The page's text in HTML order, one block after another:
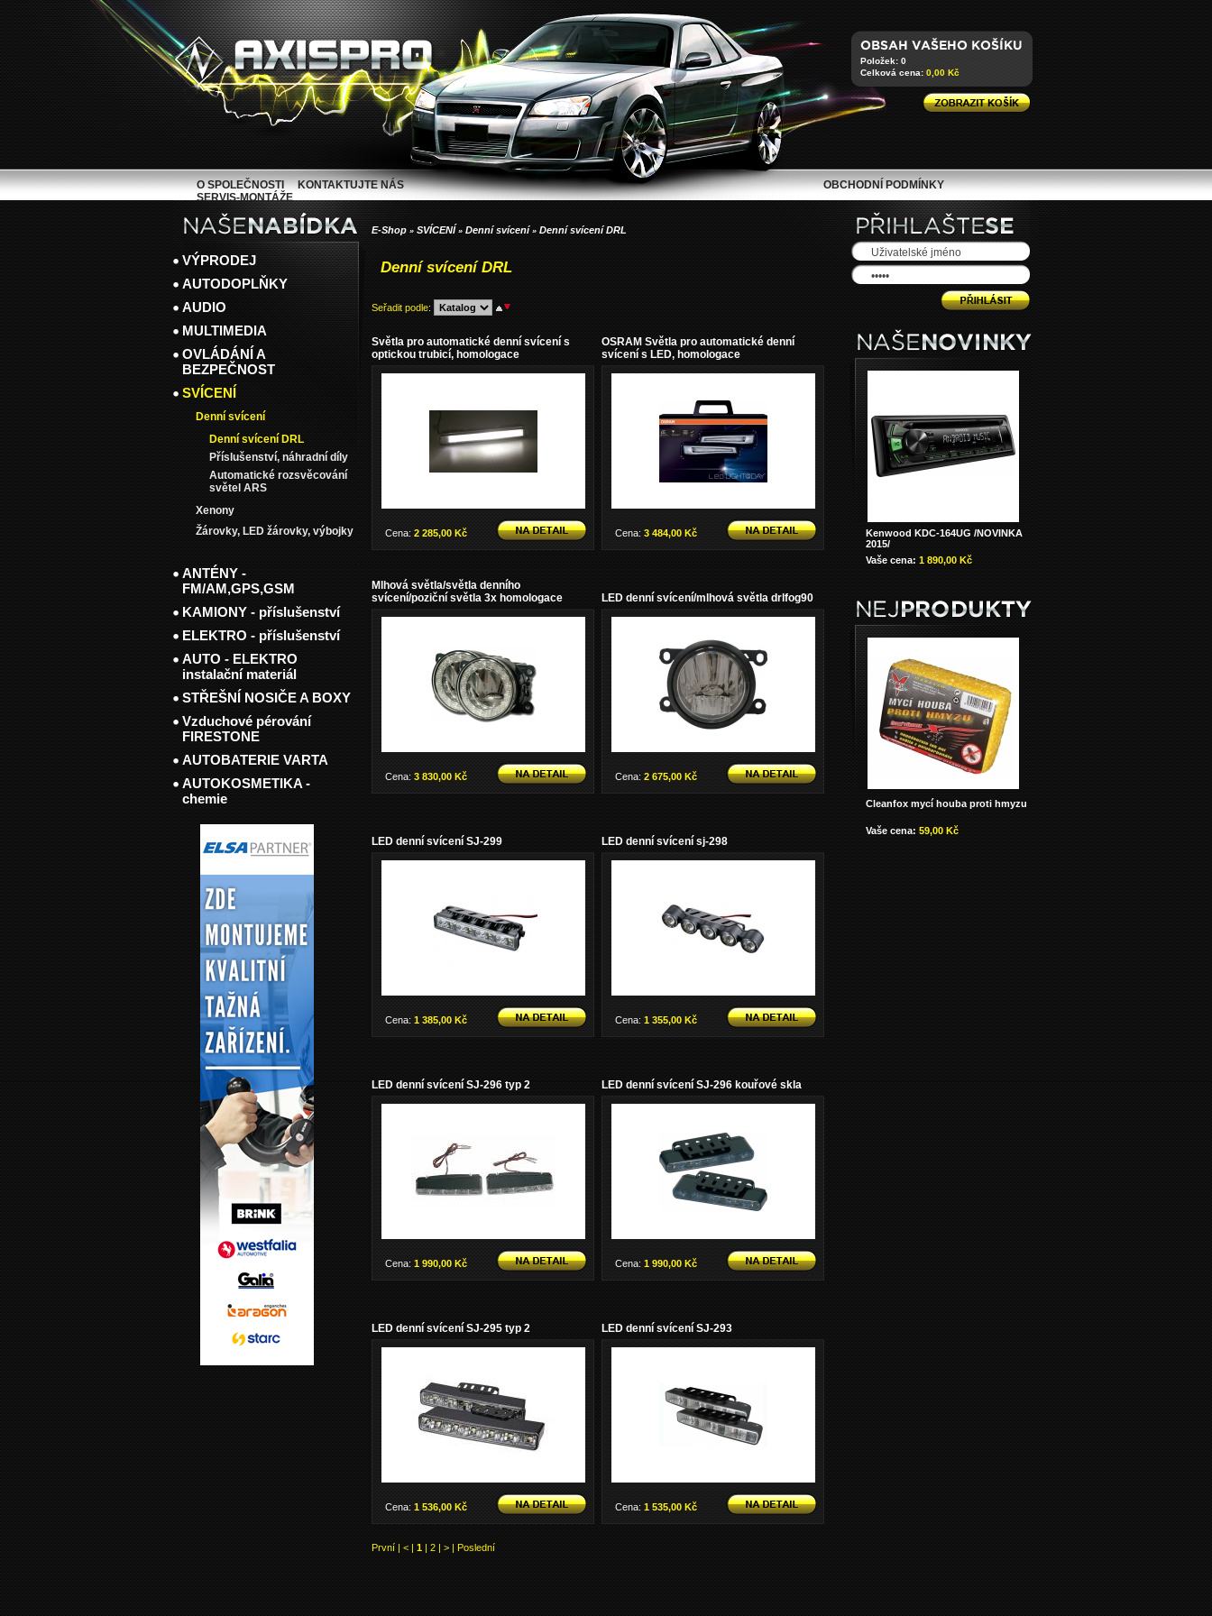
E-Shop » SVÍCENÍ » Denní svícení » Denní svícení DRL
Denní svícení DRL
Seřadit podle:
Světla pro automatické denní svícení s
optickou trubicí, homologace
Cena: 2 285,00 Kč
OSRAM Světla pro automatické denní
svícení s LED, homologace
Cena: 3 484,00 Kč
Mlhová světla/světla denního
svícení/poziční světla 3x homologace
Cena: 3 830,00 Kč
LED denní svícení/mlhová světla drlfog90
Cena: 2 675,00 Kč
LED denní svícení SJ-299
Cena: 1 385,00 Kč
LED denní svícení sj-298
Cena: 1 355,00 Kč
LED denní svícení SJ-296 typ 2
Cena: 1 990,00 Kč
LED denní svícení SJ-296 kouřové skla
Cena: 1 990,00 Kč
LED denní svícení SJ-295 typ 2
Cena: 1 536,00 Kč
LED denní svícení SJ-293
Cena: 1 535,00 Kč
První | < | 1 | 2 | > | Poslední
VÝPRODEJ
AUTODOPLŇKY
AUDIO
MULTIMEDIA
OVLÁDÁNÍ A
BEZPEČNOST
SVÍCENÍ
Denní svícení
Denní svícení DRL
Příslušenství, náhradní díly
Automatické rozsvěcování
světel ARS
Xenony
Žárovky, LED žárovky, výbojky
ANTÉNY -
FM/AM,GPS,GSM
KAMIONY - příslušenství
ELEKTRO - příslušenství
AUTO - ELEKTRO
instalační materiál
STŘEŠNÍ NOSIČE A BOXY
Vzduchové pérování
FIRESTONE
AUTOBATERIE VARTA
AUTOKOSMETIKA -
chemie
Kenwood KDC-164UG /NOVINKA
2015/
Vaše cena: 1 890,00 Kč
Cleanfox mycí houba proti hmyzu
Vaše cena: 59,00 Kč
O SPOLEČNOSTI KONTAKTUJTE NÁS
OBCHODNÍ PODMÍNKY
SERVIS-MONTÁŽE
Položek: 0
Celková cena: 0,00 Kč